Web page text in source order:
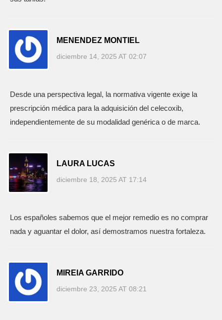
MENENDEZ MONTIEL
diciembre 14, 2025 AT 02:07
Desde una perspectiva legal, la normativa vigente exige la
prescripción médica para la adquisición del celecoxib,
independientemente de su modalidad genérica o de marca.
LAURA LUCAS
diciembre 18, 2025 AT 17:14
Los españoles sabemos que el mejor remedio es no comprar
nada y aguantar el dolor, así demostramos nuestra fortaleza.
MIREIA GARRIDO
diciembre 23, 2025 AT 08:21